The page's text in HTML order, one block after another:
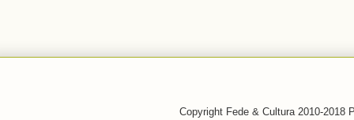
Copyright Fede & Cultura 2010-2018